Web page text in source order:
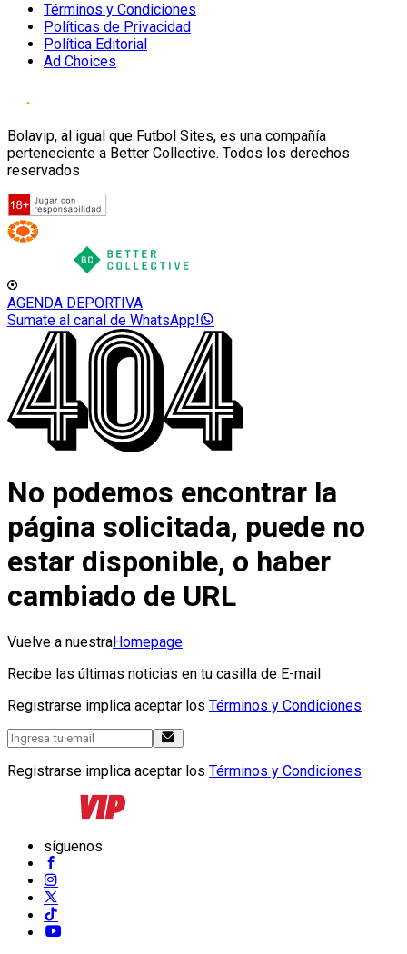
Términos y Condiciones
Políticas de Privacidad
Política Editorial
Ad Choices
Bolavip, al igual que Futbol Sites, es una compañía
perteneciente a Better Collective. Todos los derechos
reservados
AGENDA DEPORTIVA
Sumate al canal de WhatsApp!
No podemos encontrar la
página solicitada, puede no
estar disponible, o haber
cambiado de URL
Vuelve a nuestraHomepage
Recibe las últimas noticias en tu casilla de E-mail
Registrarse implica aceptar los Términos y Condiciones
Registrarse implica aceptar los Términos y Condiciones
síguenos